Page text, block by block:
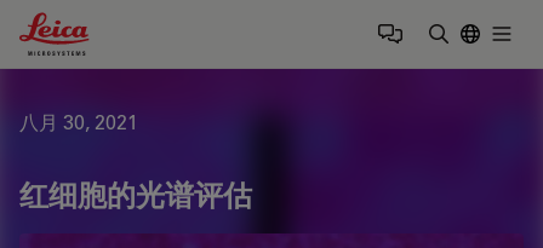
Leica Microsystems Logo
八月 30, 2021
红细胞的光谱评估